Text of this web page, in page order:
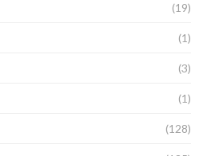
(19)
(1)
(3)
(1)
(128)